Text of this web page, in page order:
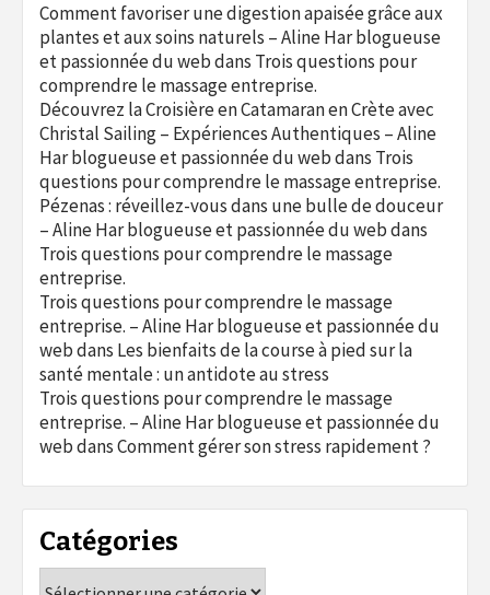
Comment favoriser une digestion apaisée grâce aux
plantes et aux soins naturels – Aline Har blogueuse
et passionnée du webdans Trois questions pour
comprendre le massage entreprise.
Découvrez la Croisière en Catamaran en Crète avec
Christal Sailing – Expériences Authentiques – Aline
Har blogueuse et passionnée du webdans Trois
questions pour comprendre le massage entreprise.
Pézenas : réveillez-vous dans une bulle de douceur
– Aline Har blogueuse et passionnée du webdans
Trois questions pour comprendre le massage
entreprise.
Trois questions pour comprendre le massage
entreprise. – Aline Har blogueuse et passionnée du
webdans Les bienfaits de la course à pied sur la
santé mentale : un antidote au stress
Trois questions pour comprendre le massage
entreprise. – Aline Har blogueuse et passionnée du
webdansComment gérer son stress rapidement ?
Catégories